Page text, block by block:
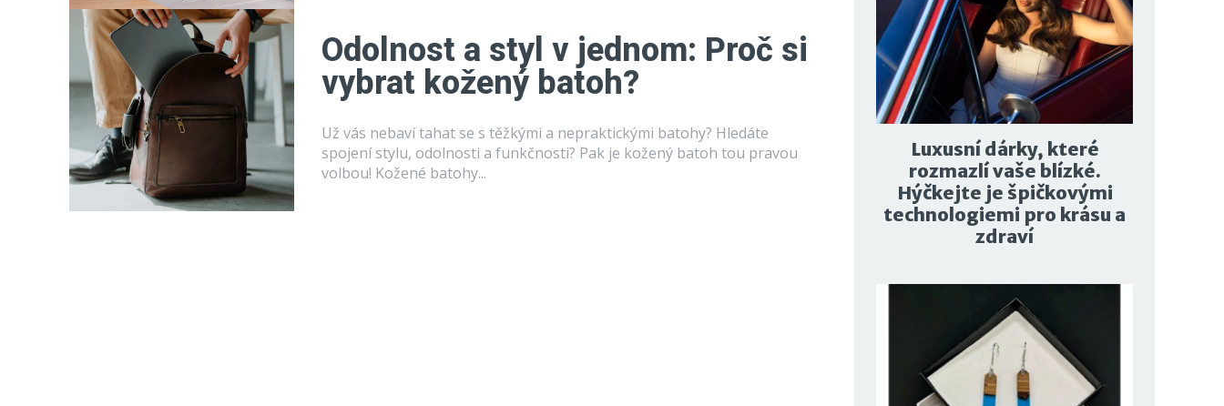
Odolnost a styl v jednom: Proč si
vybrat kožený batoh?
Už vás nebaví tahat se s těžkými a nepraktickými batohy? Hledáte
spojení stylu, odolnosti a funkčnosti? Pak je kožený batoh tou pravou
volbou! Kožené batohy...
Luxusní dárky, které
rozmazlí vaše blízké.
Hýčkejte je špičkovými
technologiemi pro krásu a
zdraví